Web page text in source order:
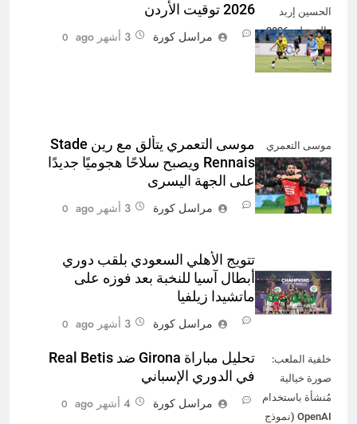
الحسين إربد
والفيصلي 2026
توقيت الأردن
2026 توقيت الأردن
مراسل كورة
3 أشهر ago 0
موسى التعمري
يتألق مع رين
موسى التعمري يتألق مع رين Stade
Rennais ويصبح سلاحًا هجوميًا جديدًا
على الجهة اليسرى
مراسل كورة
3 أشهر ago 0
تتويج الأهلي السعودي بلقب دوري
أبطال آسيا للنخبة بعد فوزه على
ماتشيدا زيلفيا
مراسل كورة
3 أشهر ago 0
خلفية الملعب:
صورة خيالية
مُنشأة باستخدام
OpenAI (نموذج
تحليل مباراة Girona ضد Real Betis
في الدوري الإسباني
مراسل كورة
4 أشهر ago 0